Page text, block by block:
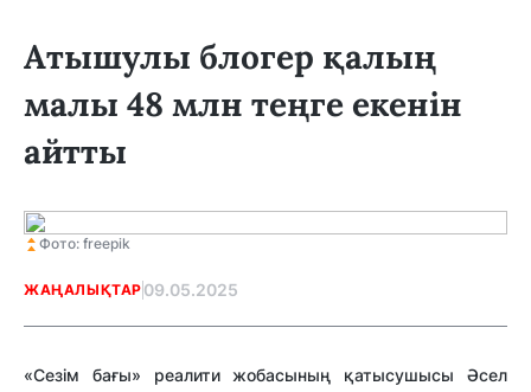
Атышулы блогер қалың
малы 48 млн теңге екенін
айтты
Фото: freepik
ЖАҢАЛЫҚТАР 09.05.2025
«Сезім бағы» реалити жобасының қатысушысы Әсел